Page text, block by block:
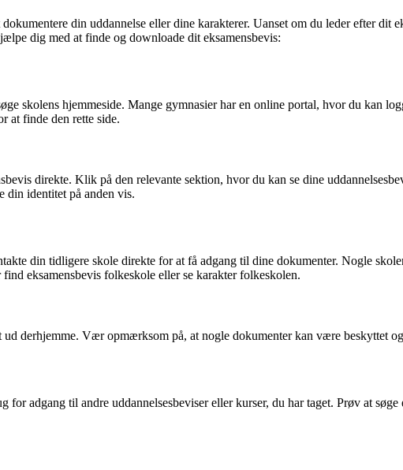
din uddannelse eller dine karakterer. Uanset om du leder efter dit
dig med at finde og downloade dit eksamensbevis:
skolens hjemmeside. Mange gymnasier har en online portal, hvor du kan
at finde den rette side.
direkte. Klik på den relevante sektion, hvor du kan se dine
din identitet på anden vis.
din tidligere skole direkte for at få adgang til dine dokumenter. Nogle
eksamensbevis folkeskole eller se karakter folkeskolen.
derhjemme. Vær opmærksom på, at nogle dokumenter kan være beskyttet
adgang til andre uddannelsesbeviser eller kurser, du har taget. Prøv at